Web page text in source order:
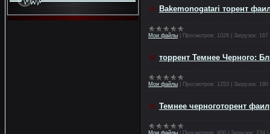
Bakemonogatari торент
Мои файлы Просмотров: 1026 Загрузок: 167
торрент Темнее Черного:
Мои файлы Просмотров: 1253 Загрузок: 180
Темнее черноготорент фаил
Мои файлы Просмотров: 900 Загрузок: 234